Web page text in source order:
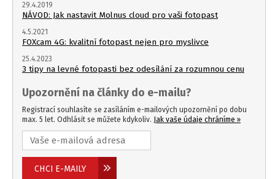
29.4.2019
NÁVOD: Jak nastavit Molnus cloud pro vaši fotopast
4.5.2021
FOXcam 4G: kvalitní fotopast nejen pro myslivce
25.4.2023
3 tipy na levné fotopasti bez odesílání za rozumnou cenu
Upozornění na články do e-mailu?
Registrací souhlasíte se zasíláním e-mailových upozornění po dobu
max. 5 let. Odhlásit se můžete kdykoliv. Jak vaše údaje chráníme »